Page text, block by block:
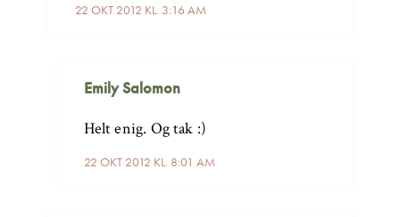
22 OKT 2012 KL. 3:16 AM
Emily Salomon
22 OKT 2012 KL. 8:01 AM
Helt enig. Og tak :)